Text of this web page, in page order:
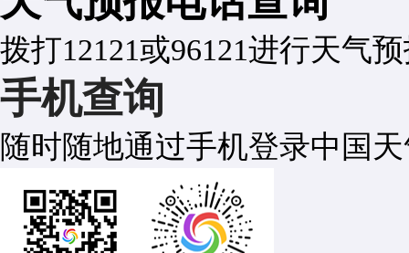
拨打12121或96121进行天气
手机查询
随时随地通过手机登录中国